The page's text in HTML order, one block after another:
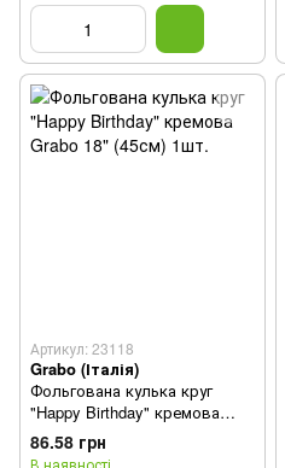
Артикул: 23118
Grabo (Італія)
Фольгована кулька круг
"Happy Birthday" кремова
Grabo 18" (45см) 1шт.
86.58 грн
В наявності